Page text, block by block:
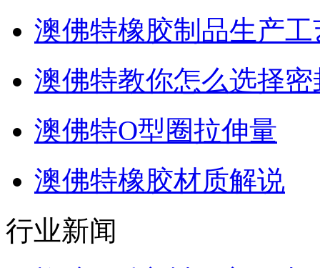
澳佛特橡胶制品生产工
澳佛特教你怎么选择
澳佛特O型圈拉伸量
澳佛特橡胶材质解说
行业新闻